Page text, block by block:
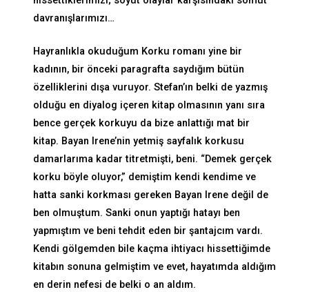
davranışlarımızı…
Hayranlıkla okuduğum Korku romanı yine bir
kadının, bir önceki paragrafta saydığım bütün
özelliklerini dışa vuruyor. Stefan’ın belki de yazmış
olduğu en diyalog içeren kitap olmasının yanı sıra
bence gerçek korkuyu da bize anlattığı mat bir
kitap. Bayan Irene’nin yetmiş sayfalık korkusu
damarlarıma kadar titretmişti, beni. “Demek gerçek
korku böyle oluyor,” demiştim kendi kendime ve
hatta sanki korkması gereken Bayan Irene değil de
ben olmuştum. Sanki onun yaptığı hatayı ben
yapmıştım ve beni tehdit eden bir şantajcım vardı.
Kendi gölgemden bile kaçma ihtiyacı hissettiğimde
kitabın sonuna gelmiştim ve evet, hayatımda aldığım
en derin nefesi de belki o an aldım.